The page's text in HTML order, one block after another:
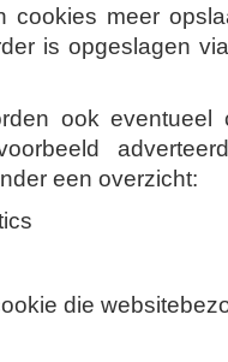
cookies meer
is opgeslagen
ook eventueel
een overzicht:
die